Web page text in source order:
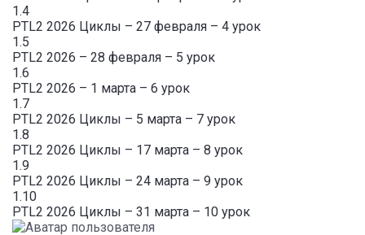
1.4
PTL2 2026 Циклы – 27 февраля – 4 урок
1.5
PTL2 2026 – 28 февраля – 5 урок
1.6
PTL2 2026 – 1 марта – 6 урок
1.7
PTL2 2026 Циклы – 5 марта – 7 урок
1.8
PTL2 2026 Циклы – 17 марта – 8 урок
1.9
PTL2 2026 Циклы – 24 марта – 9 урок
1.10
PTL2 2026 Циклы – 31 марта – 10 урок